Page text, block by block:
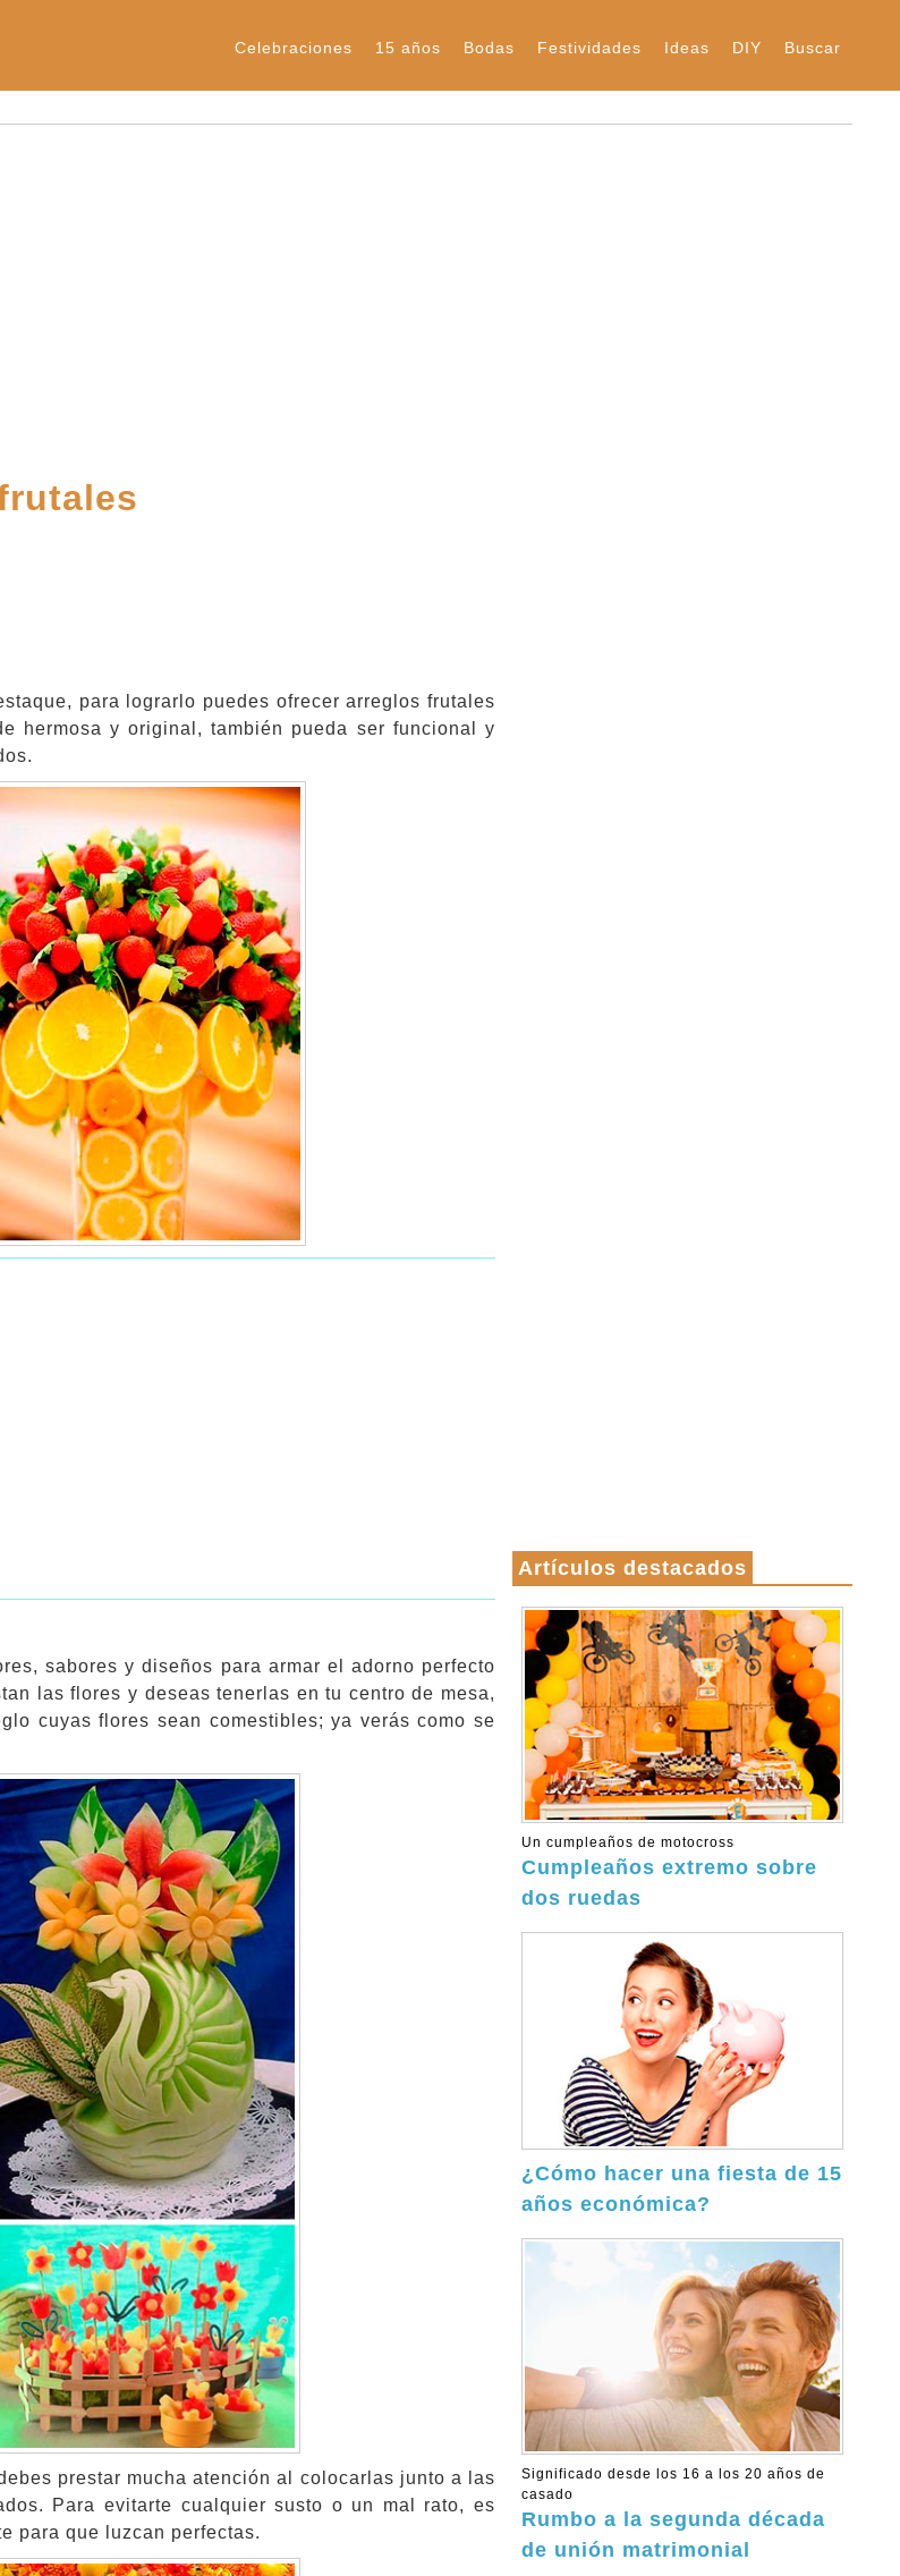
Celebraciones 15 años Bodas Festividades Ideas DIY Buscar
para lograrlo puedes ofrecer arreglos frutales
hermosa y original, también pueda ser funcional y
sabores y diseños para armar el adorno perfecto
las flores y deseas tenerlas en tu centro de mesa,
cuyas flores sean comestibles; ya verás como se
prestar mucha atención al colocarlas junto a las
Para evitarte cualquier susto o un mal rato, es
para que luzcan perfectas.
Artículos destacados
Un cumpleaños de motocross
Cumpleaños extremo sobre
dos ruedas
¿Cómo hacer una fiesta de 15
años económica?
Significado desde los 16 a los 20 años de
casado
Rumbo a la segunda década
de unión matrimonial